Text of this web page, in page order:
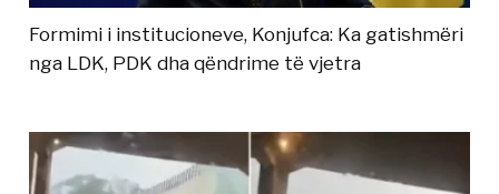
Formimi i institucioneve, Konjufca: Ka gatishmëri
nga LDK, PDK dha qëndrime të vjetra